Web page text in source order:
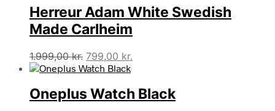
Herreur Adam White Swedish
Made Carlheim
1.999,00kr. Den
oprindelige
var:
1.999,00 kr..
799,00 kr.
er:
799,00 kr..
Oneplus Watch Black